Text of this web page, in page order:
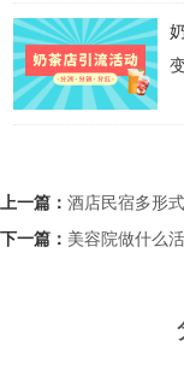
上一篇： 酒店民宿多形
下一篇： 美容院做什么